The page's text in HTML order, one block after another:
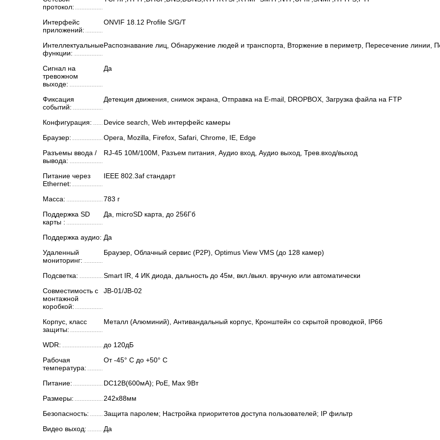
протокол:
Интерфейс
приложений:
ONVIF 18.12 Profile S/G/T
Интеллектуальные
функции:
Распознавание лиц, Обнаружение людей и транспорта, Вторжение в периметр, Пересечение линии,
Сигнал на
тревожном
выходе:
Да
Фиксация
событий:
Детекция движения, снимок экрана, Отправка на E-mail, DROPBOX, Загрузка файла на FTP
Конфигурация:
Device search, Web интерфейс камеры
Браузер:
Opera, Mozilla, Firefox, Safari, Chrome, IE, Edge
Разъемы ввода /
вывода:
RJ-45 10M/100M, Разъем питания, Аудио вход, Аудио выход, Трев.вход/выход
Питание через
Ethernet:
IEEE 802.3af стандарт
Масса:
783 г
Поддержка SD
карты :
Да, microSD карта, до 256Гб
Поддержка аудио: Да
Удаленный
мониторинг:
Браузер, Облачный сервис (P2P), Optimus View VMS (до 128 камер)
Подсветка:
Smart IR, 4 ИК диода, дальность до 45м, вкл./выкл. вручную или автоматически
Совместимость с
монтажной
коробкой:
JB-01/JB-02
Корпус, класс
защиты:
Металл (Алюминий), Антивандальный корпус, Кронштейн со скрытой проводкой, IР66
WDR:
до 120дБ
Рабочая
температура:
От -45° С до +50° С
Питание:
DC12В(600мА); РоЕ, Мах 9Вт
Размеры:
242х88мм
Безопасность:
Защита паролем; Настройка приоритетов доступа пользователей; IP фильтр
Видео выход:
Да